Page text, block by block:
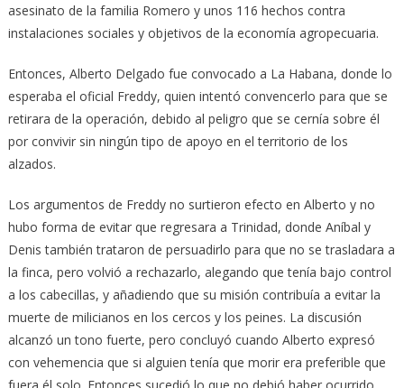
asesinato de la familia Romero y unos 116 hechos contra
instalaciones sociales y objetivos de la economía agropecuaria.
Entonces, Alberto Delgado fue convocado a La Habana, donde lo
esperaba el oficial Freddy, quien intentó convencerlo para que se
retirara de la operación, debido al peligro que se cernía sobre él
por convivir sin ningún tipo de apoyo en el territorio de los
alzados.
Los argumentos de Freddy no surtieron efecto en Alberto y no
hubo forma de evitar que regresara a Trinidad, donde Aníbal y
Denis también trataron de persuadirlo para que no se trasladara a
la finca, pero volvió a rechazarlo, alegando que tenía bajo control
a los cabecillas, y añadiendo que su misión contribuía a evitar la
muerte de milicianos en los cercos y los peines. La discusión
alcanzó un tono fuerte, pero concluyó cuando Alberto expresó
con vehemencia que si alguien tenía que morir era preferible que
fuera él solo. Entonces sucedió lo que no debió haber ocurrido